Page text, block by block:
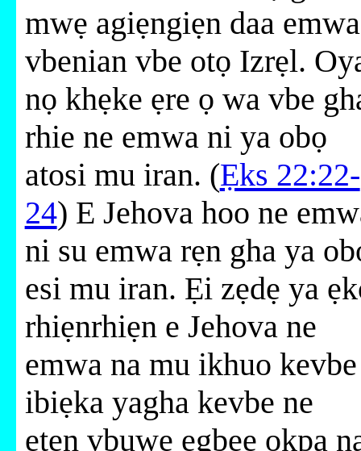
mwẹ agiẹngiẹn daa emwa
vbenian vbe otọ Izrẹl.
nọ khẹke ẹre ọ wa vbe
rhie ne emwa ni ya obọ
atosi mu iran. (Ẹks 22:22-
24) E Jehova hoo ne
ni su emwa rẹn gha ya
esi mu iran. Ẹi zẹdẹ ya
rhiẹnrhiẹn e Jehova ne
emwa na mu ikhuo kevbe
ibiẹka yagha kevbe ne
etẹn vbuwe ẹgbẹe ọkpa